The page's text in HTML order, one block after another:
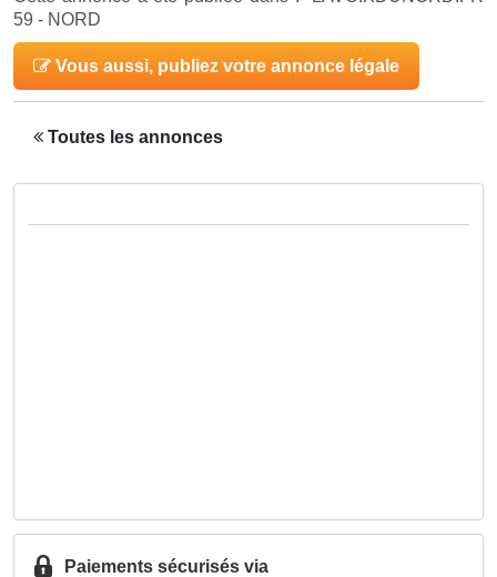
59 - NORD
Vous aussi, publiez votre annonce légale
Toutes les annonces
Paiements sécurisés via